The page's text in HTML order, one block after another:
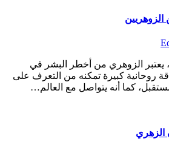
يعتبر الزوهري من أخطر البشر في
روحانية كبيرة تمكنه من التعرف على
كما أنه يتواصل مع العالم…
الزهري